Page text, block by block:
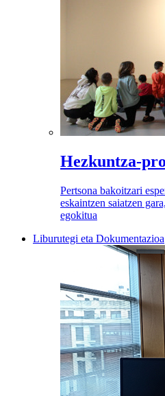
Hezkuntza-
Pertsona bakoitzari
eskaintzen saiatzen
egokitua
Liburutegi eta Dokumentazioa